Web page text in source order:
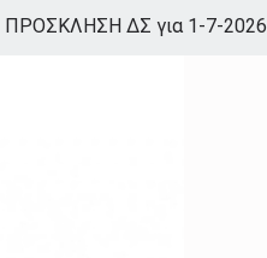
ΠΡΟΣΚΛΗΣΗ ΔΣ για 1-7-2026